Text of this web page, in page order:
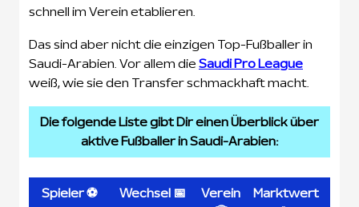
schnell im Verein etablieren.
Das sind aber nicht die einzigen Top-Fußballer in
Saudi-Arabien. Vor allem die Saudi Pro League
weiß, wie sie den Transfer schmackhaft macht.
Die folgende Liste gibt Dir einen Überblick über
aktive Fußballer in Saudi-Arabien:
Spieler ⚽ Wechsel 📅
Verein
Marktwert